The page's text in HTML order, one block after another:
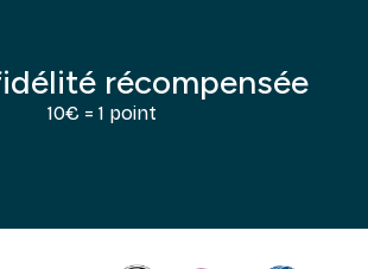
récompensée
10€ = 1 point